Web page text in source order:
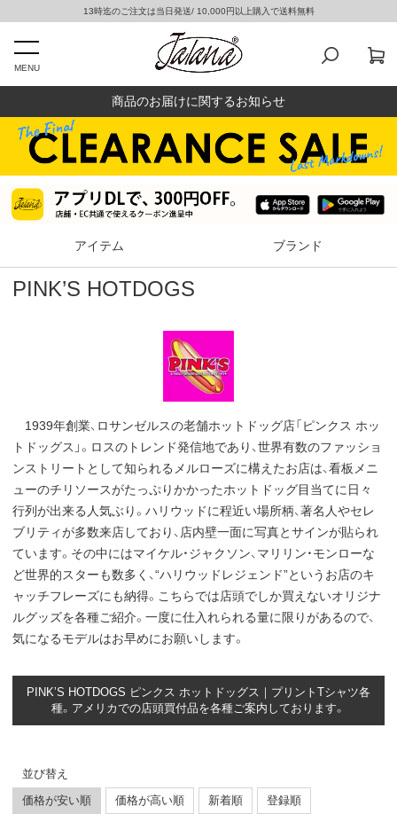
13時迄のご注文は当日発送/ 10,000円以上購入で送料無料
MENU
商品のお届けに関するお知らせ
アイテム ブランド
PINK’S HOTDOGS
1939年創業、ロサンゼルスの老舗ホットドッグ店「ピンクス ホッ
トドッグス」。ロスのトレンド発信地であり、世界有数のファッショ
ンストリートとして知られるメルローズに構えたお店は、看板メニ
ューのチリソースがたっぷりかかったホットドッグ目当てに日々
行列が出来る人気ぶり。ハリウッドに程近い場所柄、著名人やセレ
ブリティが多数来店しており、店内壁一面に写真とサインが貼られ
ています。その中にはマイケル・ジャクソン、マリリン・モンローな
ど世界的スターも数多く、“ハリウッドレジェンド”というお店のキ
ャッチフレーズにも納得。こちらでは店頭でしか買えないオリジナ
ルグッズを各種ご紹介。一度に仕入れられる量に限りがあるので、
気になるモデルはお早めにお願いします。
PINK’S HOTDOGS ピンクス ホットドッグス｜プリントTシャツ各
種。アメリカでの店頭買付品を各種ご案内しております。
並び替え
価格が安い順
価格が高い順 新着順
登録順